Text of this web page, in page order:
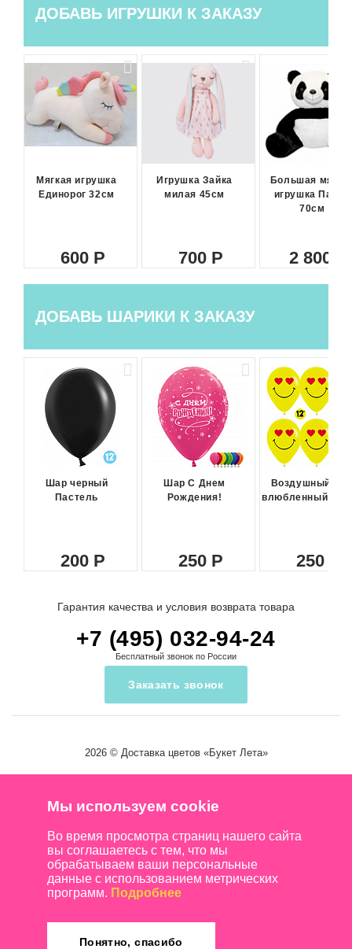
ДОБАВЬ ИГРУШКИ К ЗАКАЗУ
Мягкая игрушка
Единорог 32см
600
Игрушка Зайка
милая 45см
700
Большая
игрушка Панда
70см
2 800
ДОБАВЬ ШАРИКИ К ЗАКАЗУ
Шар черный
Пастель
200
Шар С Днем
Рождения!
250
Воздушный
влюбленный
250
Гарантия качества и условия возврата товара
+7 (495) 032-94-24
Бесплатный звонок по России
Заказать звонок
2026 © Доставка цветов«Букет Лета»
Мы используем cookie
Во время просмотра страниц нашего сайта
вы соглашаетесь с тем, что мы
обрабатываем ваши персональные
данные с использованием метрических
программ. Подробнее
Понятно, спасибо